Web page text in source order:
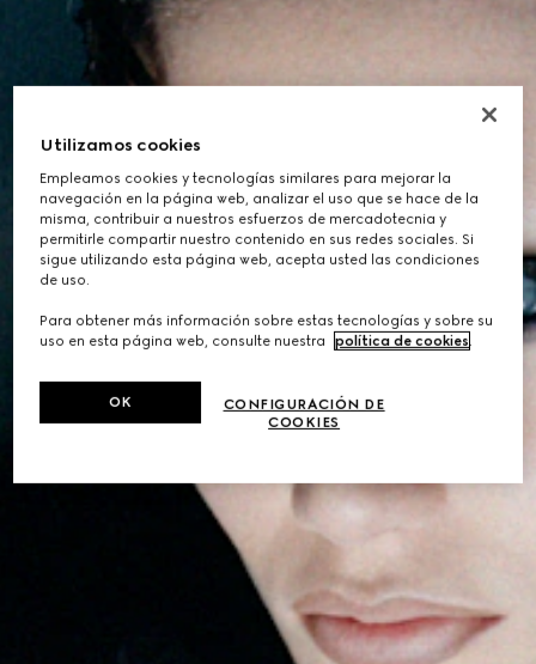
Utilizamos cookies
Empleamos cookies y tecnologías similares para mejorar la
navegación en la página web, analizar el uso que se hace de la
misma, contribuir a nuestros esfuerzos de mercadotecnia y
permitirle compartir nuestro contenido en sus redes sociales. Si
sigue utilizando esta página web, acepta usted las condiciones
de uso.
Para obtener más información sobre estas tecnologías y sobre su
uso en esta página web, consulte nuestra
política de cookies.
CONFIGURACIÓN DE
COOKIES
OK